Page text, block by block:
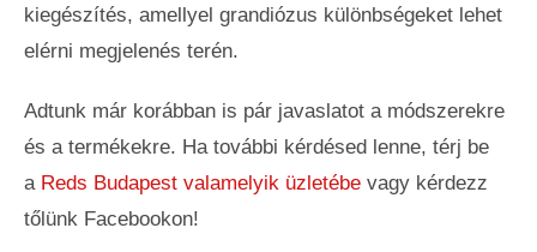
kiegészítés, amellyel grandiózus különbségeket lehet
elérni megjelenés terén.
Adtunk már korábban is pár javaslatot a módszerekre
és a termékekre. Ha további kérdésed lenne, térj be
a Reds Budapest valamelyik üzletébe vagy kérdezz
tőlünk Facebookon!